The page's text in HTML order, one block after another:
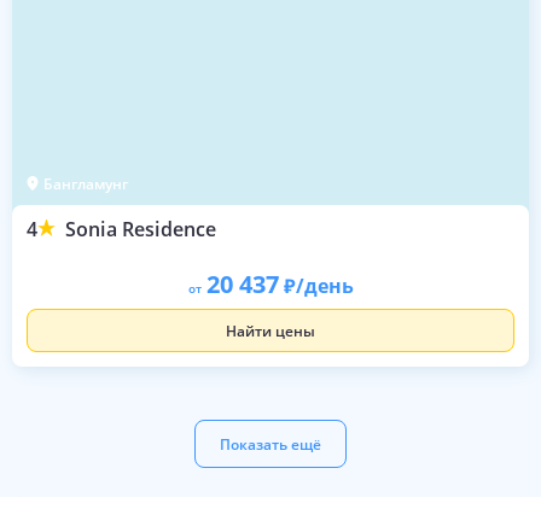
Бангламунг
4 Sonia Residence
от 20 437 /день
Найти цены
Показать ещё